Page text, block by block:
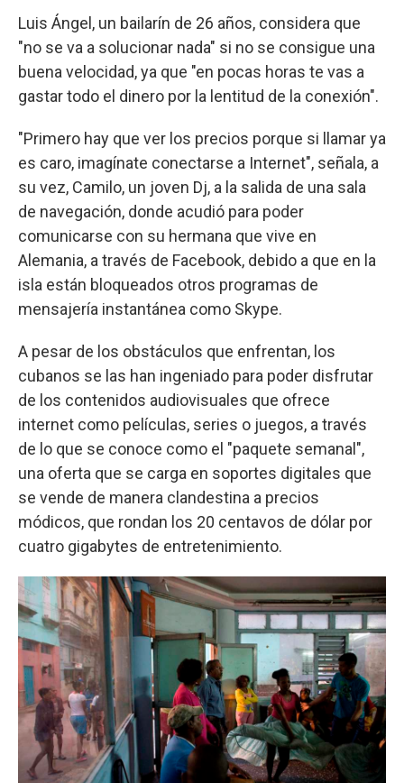
Luis Ángel, un bailarín de 26 años, considera que
"no se va a solucionar nada" si no se consigue una
buena velocidad, ya que "en pocas horas te vas a
gastar todo el dinero por la lentitud de la conexión".
"Primero hay que ver los precios porque si llamar ya
es caro, imagínate conectarse a Internet", señala, a
su vez, Camilo, un joven Dj, a la salida de una sala
de navegación, donde acudió para poder
comunicarse con su hermana que vive en
Alemania, a través de Facebook, debido a que en la
isla están bloqueados otros programas de
mensajería instantánea como Skype.
A pesar de los obstáculos que enfrentan, los
cubanos se las han ingeniado para poder disfrutar
de los contenidos audiovisuales que ofrece
internet como películas, series o juegos, a través
de lo que se conoce como el "paquete semanal",
una oferta que se carga en soportes digitales que
se vende de manera clandestina a precios
módicos, que rondan los 20 centavos de dólar por
cuatro gigabytes de entretenimiento.